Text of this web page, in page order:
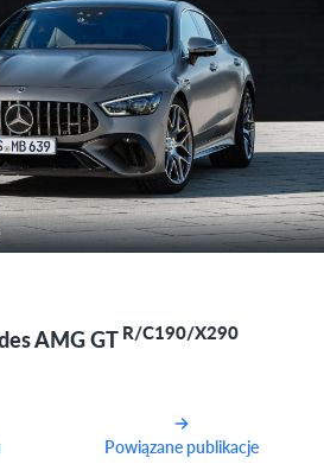
AMG GTR/C190/X290
Powiązane publikacje